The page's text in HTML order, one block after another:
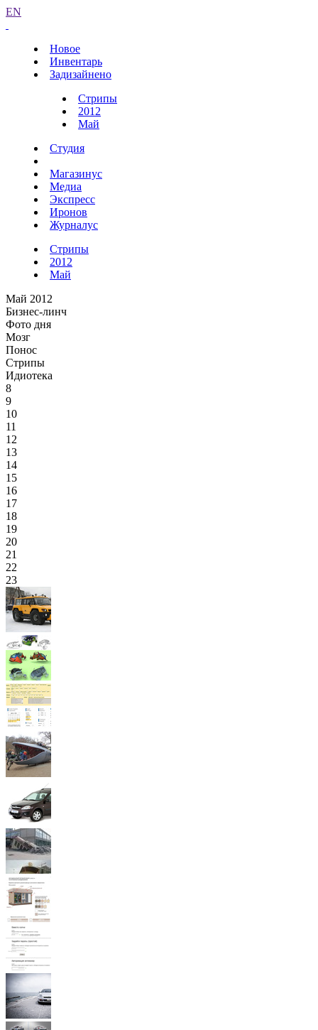
EN
Новое
Инвентарь
Задизайнено
Стрипы
2012
Май
Студия
Магазинус
Медиа
Экспресс
Иронов
Журналус
Стрипы
2012
Май
Май 2012
Бизнес-линч
Фото дня
Мозг
Понос
Стрипы
Идиотека
8
9
10
11
12
13
14
15
16
17
18
19
20
21
22
23